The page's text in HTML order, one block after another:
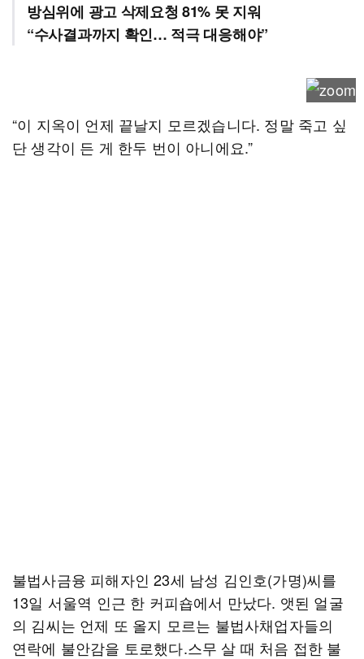
방심위에 광고 삭제요청 81% 못 지워
“수사결과까지 확인… 적극 대응해야”
“이 지옥이 언제 끝날지 모르겠습니다. 정말 죽고 싶
단 생각이 든 게 한두 번이 아니에요.”
불법사금융 피해자인 23세 남성 김인호(가명)씨를
13일 서울역 인근 한 커피숍에서 만났다. 앳된 얼굴
의 김씨는 언제 또 올지 모르는 불법사채업자들의
연락에 불안감을 토로했다.스무 살 때 처음 접한 불